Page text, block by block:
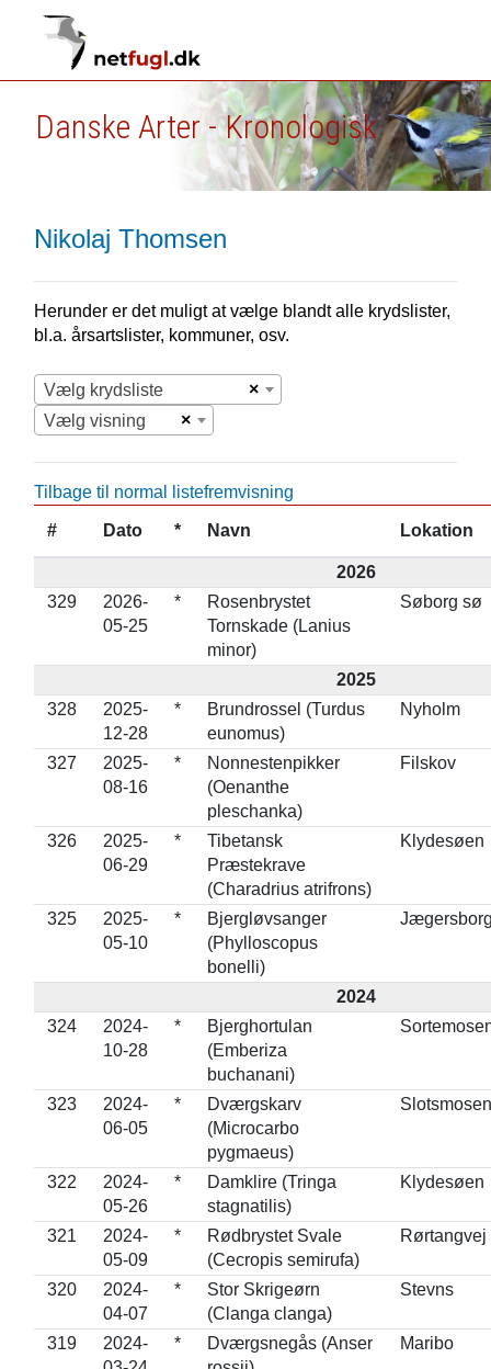
Danske Arter - Kronologisk
Nikolaj Thomsen
Herunder er det muligt at vælge blandt alle krydslister,
bl.a. årsartslister, kommuner, osv.
×
Vælg krydsliste
×
Vælg visning
Tilbage til normal listefremvisning
# Dato * Navn Lokation
2026
329
2026-
05-25
*
Rosenbrystet
Tornskade (Lanius
minor)
Søborg sø
2025
328
2025-
12-28
*
Brundrossel (Turdus
eunomus)
Nyholm
327
2025-
08-16
*
Nonnestenpikker
(Oenanthe
pleschanka)
Filskov
326
2025-
06-29
*
Tibetansk
Præstekrave
(Charadrius atrifrons)
Klydesøen
325
2025-
05-10
*
Bjergløvsanger
(Phylloscopus
bonelli)
2024
324
2024-
10-28
*
Bjerghortulan
(Emberiza
buchanani)
323
2024-
06-05
*
Dværgskarv
(Microcarbo
pygmaeus)
Slotsmosen
322
2024-
05-26
*
Damklire (Tringa
stagnatilis)
Klydesøen
321
2024-
05-09
*
Rødbrystet Svale
(Cecropis semirufa)
Rørtangvej
320
2024-
04-07
*
Stor Skrigeørn
(Clanga clanga)
Stevns
319
2024-
*
Dværgsnegås (Anser
Maribo